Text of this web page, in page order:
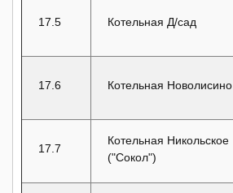
17.5 Котельная Д/сад
17.6 Котельная Новолисино
17.7
Котельная Никольское
("Сокол")